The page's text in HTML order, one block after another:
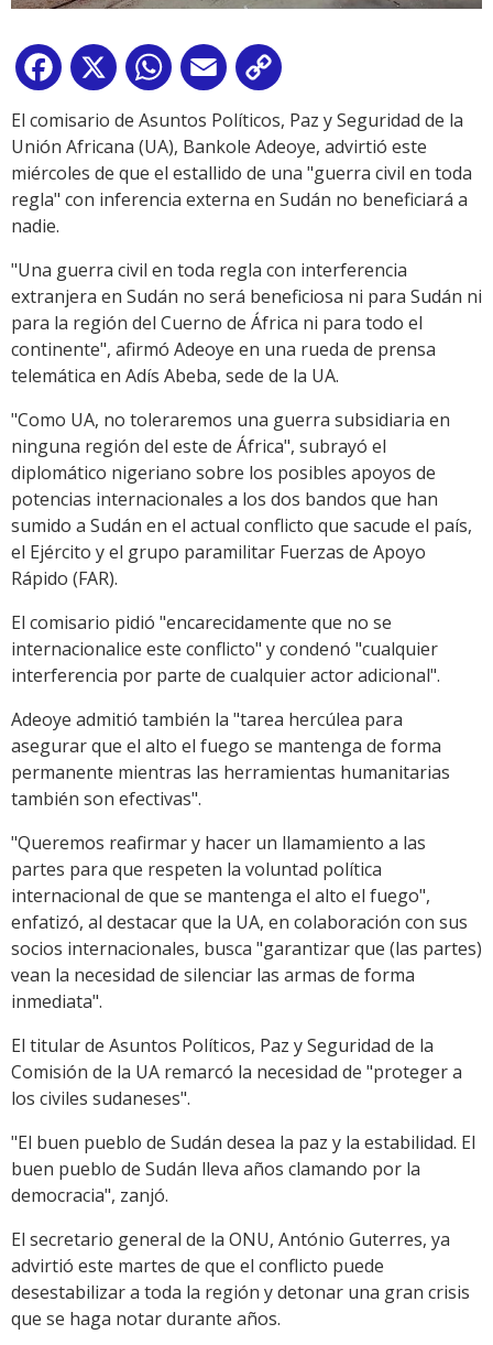
Facebook
X WhatsApp
Email
Link
El comisario de Asuntos Políticos, Paz y Seguridad de la
Unión Africana (UA), Bankole Adeoye, advirtió este
miércoles de que el estallido de una "guerra civil en toda
regla" con inferencia externa en Sudán no beneficiará a
nadie.
"Una guerra civil en toda regla con interferencia
extranjera en Sudán no será beneficiosa ni para Sudán ni
para la región del Cuerno de África ni para todo el
continente", afirmó Adeoye en una rueda de prensa
telemática en Adís Abeba, sede de la UA.
"Como UA, no toleraremos una guerra subsidiaria en
ninguna región del este de África", subrayó el
diplomático nigeriano sobre los posibles apoyos de
potencias internacionales a los dos bandos que han
sumido a Sudán en el actual conflicto que sacude el país,
el Ejército y el grupo paramilitar Fuerzas de Apoyo
Rápido (FAR).
El comisario pidió "encarecidamente que no se
internacionalice este conflicto" y condenó "cualquier
interferencia por parte de cualquier actor adicional".
Adeoye admitió también la "tarea hercúlea para
asegurar que el alto el fuego se mantenga de forma
permanente mientras las herramientas humanitarias
también son efectivas".
"Queremos reafirmar y hacer un llamamiento a las
partes para que respeten la voluntad política
internacional de que se mantenga el alto el fuego",
enfatizó, al destacar que la UA, en colaboración con sus
socios internacionales, busca "garantizar que (las partes)
vean la necesidad de silenciar las armas de forma
inmediata".
El titular de Asuntos Políticos, Paz y Seguridad de la
Comisión de la UA remarcó la necesidad de "proteger a
los civiles sudaneses".
"El buen pueblo de Sudán desea la paz y la estabilidad. El
buen pueblo de Sudán lleva años clamando por la
democracia", zanjó.
El secretario general de la ONU, António Guterres, ya
advirtió este martes de que el conflicto puede
desestabilizar a toda la región y detonar una gran crisis
que se haga notar durante años.